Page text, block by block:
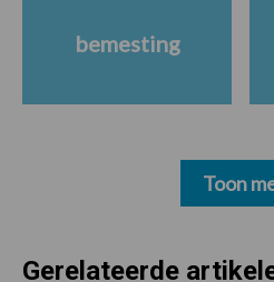
bemesting
Toon
Gerelateerde